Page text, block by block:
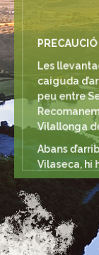
Les
caiguda
peu entre
Vilallonga
Abans
Vilaseca, hi
passar-hi.
S'està